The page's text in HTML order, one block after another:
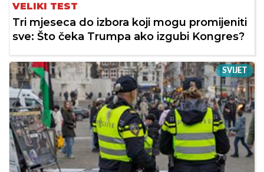
VELIKI TEST
Tri mjeseca do izbora koji mogu promijeniti
sve: Što čeka Trumpa ako izgubi Kongres?
SVIJET